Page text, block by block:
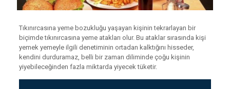
Tıkınırcasına yeme bozukluğu yaşayan kişinin tekrarlayan bir
biçimde tıkınırcasına yeme atakları olur. Bu ataklar sırasında kişi
yemek yemeyle ilgili denetiminin ortadan kalktığını hisseder,
kendini durduramaz, belli bir zaman diliminde çoğu kişinin
yiyebileceğinden fazla miktarda yiyecek tüketir.